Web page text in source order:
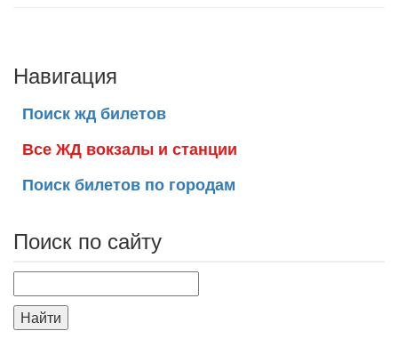
Навигация
Поиск жд билетов
Все ЖД вокзалы и станции
Поиск билетов по городам
Поиск по сайту
Найти